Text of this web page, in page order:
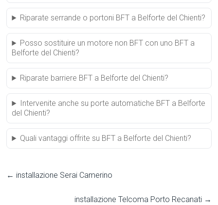
Riparate serrande o portoni BFT a Belforte del Chienti?
Posso sostituire un motore non BFT con uno BFT a
Belforte del Chienti?
Riparate barriere BFT a Belforte del Chienti?
Intervenite anche su porte automatiche BFT a Belforte
del Chienti?
Quali vantaggi offrite su BFT a Belforte del Chienti?
← installazione Serai Camerino
installazione Telcoma Porto Recanati →